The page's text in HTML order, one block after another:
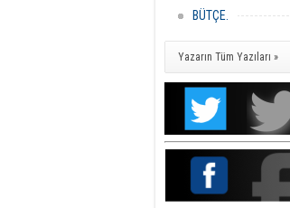
BÜTÇE.
Yazarın Tüm Yazıları »